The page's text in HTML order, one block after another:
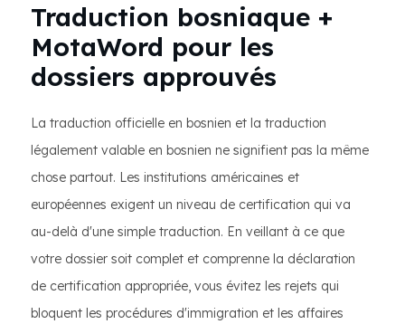
Traduction bosniaque +
MotaWord pour les
dossiers approuvés
La traduction officielle en bosnien et la traduction
légalement valable en bosnien ne signifient pas la même
chose partout. Les institutions américaines et
européennes exigent un niveau de certification qui va
au-delà d'une simple traduction. En veillant à ce que
votre dossier soit complet et comprenne la déclaration
de certification appropriée, vous évitez les rejets qui
bloquent les procédures d'immigration et les affaires